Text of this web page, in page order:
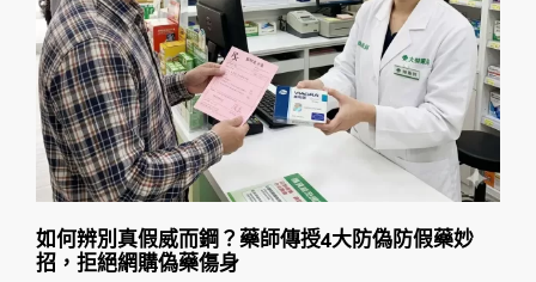
如何辨別真假威而鋼？藥師傳授4大防偽防假藥妙
招，拒絕網購偽藥傷身